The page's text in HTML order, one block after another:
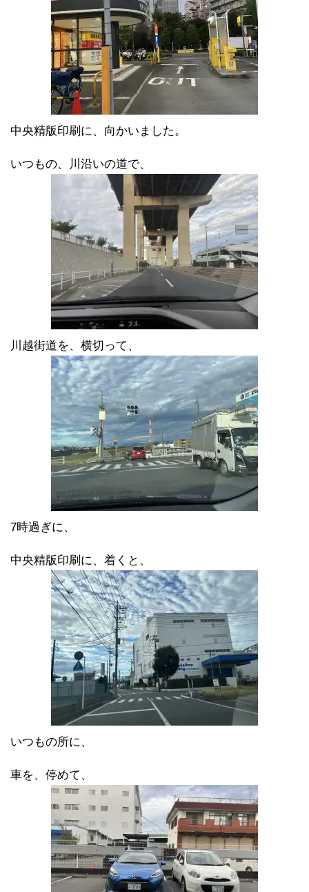
中央精版印刷に、向かいました。
いつもの、川沿いの道で、
川越街道を、横切って、
7時過ぎに、
中央精版印刷に、着くと、
いつもの所に、
車を、停めて、